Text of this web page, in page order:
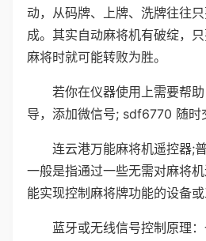
动，从码牌、上牌、洗牌往往
成。其实自动麻将机有破绽，
麻将时就可能转败为胜。
若你在仪器使用上需要帮
导，添加微信号; sdf6770 随时
连云港万能麻将机遥控器;
一般是指通过一些无需对麻将
能实现控制麻将牌功能的设备或
蓝牙或无线信号控制原理